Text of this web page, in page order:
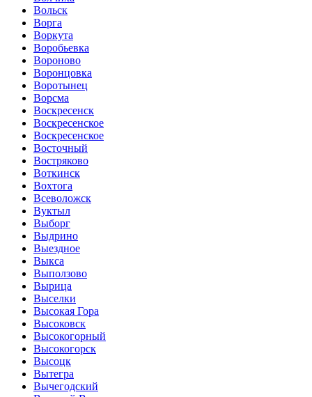
Вольск
Ворга
Воркута
Воробьевка
Вороново
Воронцовка
Воротынец
Ворсма
Воскресенск
Воскресенское
Воскресенское
Восточный
Востряково
Воткинск
Вохтога
Всеволожск
Вуктыл
Выборг
Выдрино
Выездное
Выкса
Выползово
Вырица
Выселки
Высокая Гора
Высоковск
Высокогорный
Высокогорск
Высоцк
Вытегра
Вычегодский